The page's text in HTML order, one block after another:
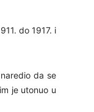
do 1917. i
da se
je utonuo u